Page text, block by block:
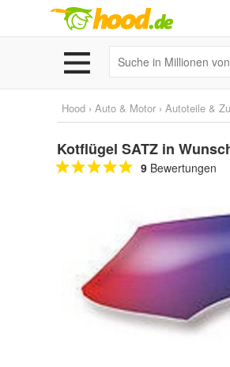
Hood › Auto & Motor › Autoteile &
Kotflügel SATZ in
9 Bewertungen